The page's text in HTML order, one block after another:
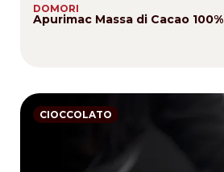
DOMORI
Apurimac Massa di Cacao 100%
CIOCCOLATO